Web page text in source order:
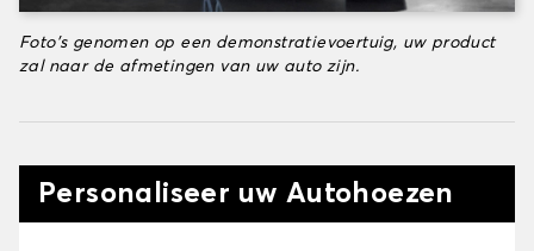
Foto's genomen op een demonstratievoertuig, uw product
zal naar de afmetingen van uw auto zijn.
Personaliseer uw Autohoezen